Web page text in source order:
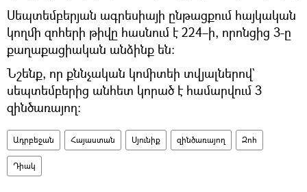
Սեպտեմբերյան ագրեսիայի ընթացքում հայկական
կողմի զոհերի թիվը հասնում է 224–ի, որոնցից 3-ը
քաղաքացիական անձինք են:
Նշենք, որ քննչական կոմիտեի տվյալներով`
սեպտեմբերից անհետ կորած է համարվում 3
զինծառայող։
Ադրբեջան Հայաստան Սյունիք զինծառայող Զոհ
Դիակ